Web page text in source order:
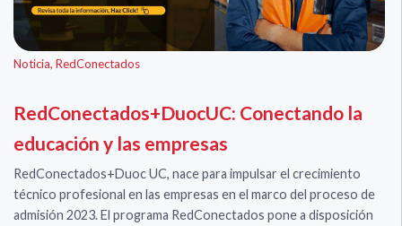
Noticia, RedConectados
RedConectados+DuocUC: Conectando la
educación y las empresas
RedConectados+Duoc UC, nace para impulsar el crecimiento
técnico profesional en las empresas en el marco del proceso de
admisión 2023. ​​​​​​​El programa RedConectados pone a disposición